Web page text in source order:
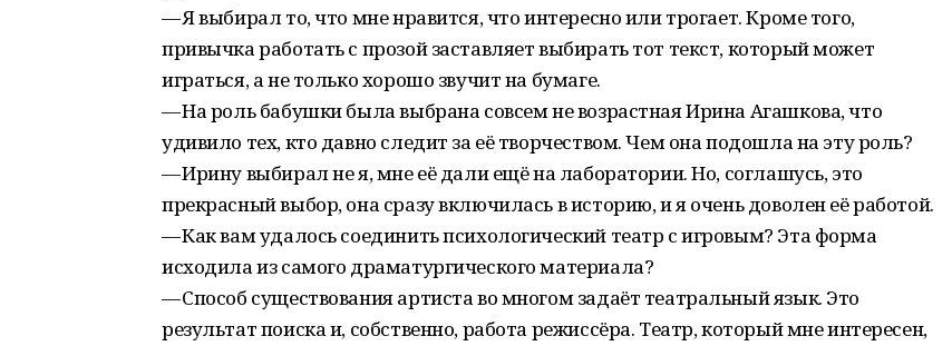
— Я выбирал то, что мне нравится, что интересно или трогает. Кроме того,
привычка работать с прозой заставляет выбирать тот текст, который может
играться, а не только хорошо звучит на бумаге.
— На роль бабушки была выбрана совсем не возрастная Ирина Агашкова, что
удивило тех, кто давно следит за её творчеством. Чем она подошла на эту роль?
— Ирину выбирал не я, мне её дали ещё на лаборатории. Но, соглашусь, это
прекрасный выбор, она сразу включилась в историю, и я очень доволен её работой.
— Как вам удалось соединить психологический театр с игровым? Эта форма
исходила из самого драматургического материала?
— Способ существования артиста во многом задаёт театральный язык. Это
результат поиска и, собственно, работа режиссёра. Театр, который мне интересен,